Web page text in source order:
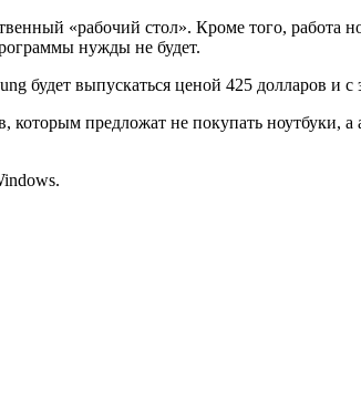
«рабочий стол». Кроме того, работа
нужды не будет.
будет выпускаться ценой 425 долларов и
предложат не покупать ноутбуки, а